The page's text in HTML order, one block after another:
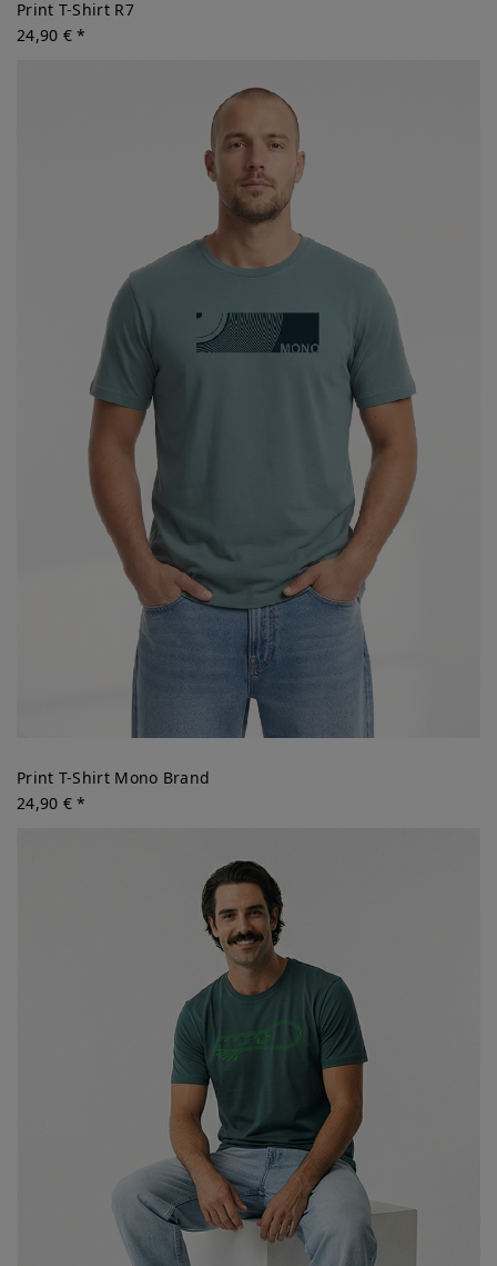
Print T-Shirt R7
24,90 € *
Print T-Shirt Mono Brand
24,90 € *